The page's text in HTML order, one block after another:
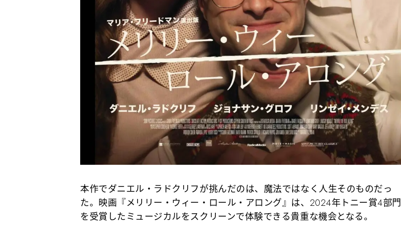
本作でダニエル・ラドクリフが挑んだのは、魔法ではなく人生そのものだっ
た。映画『メリリー・ウィー・ロール・アロング』は、2024年トニー賞4部門
を受賞したミュージカルをスクリーンで体験できる貴重な機会となる。